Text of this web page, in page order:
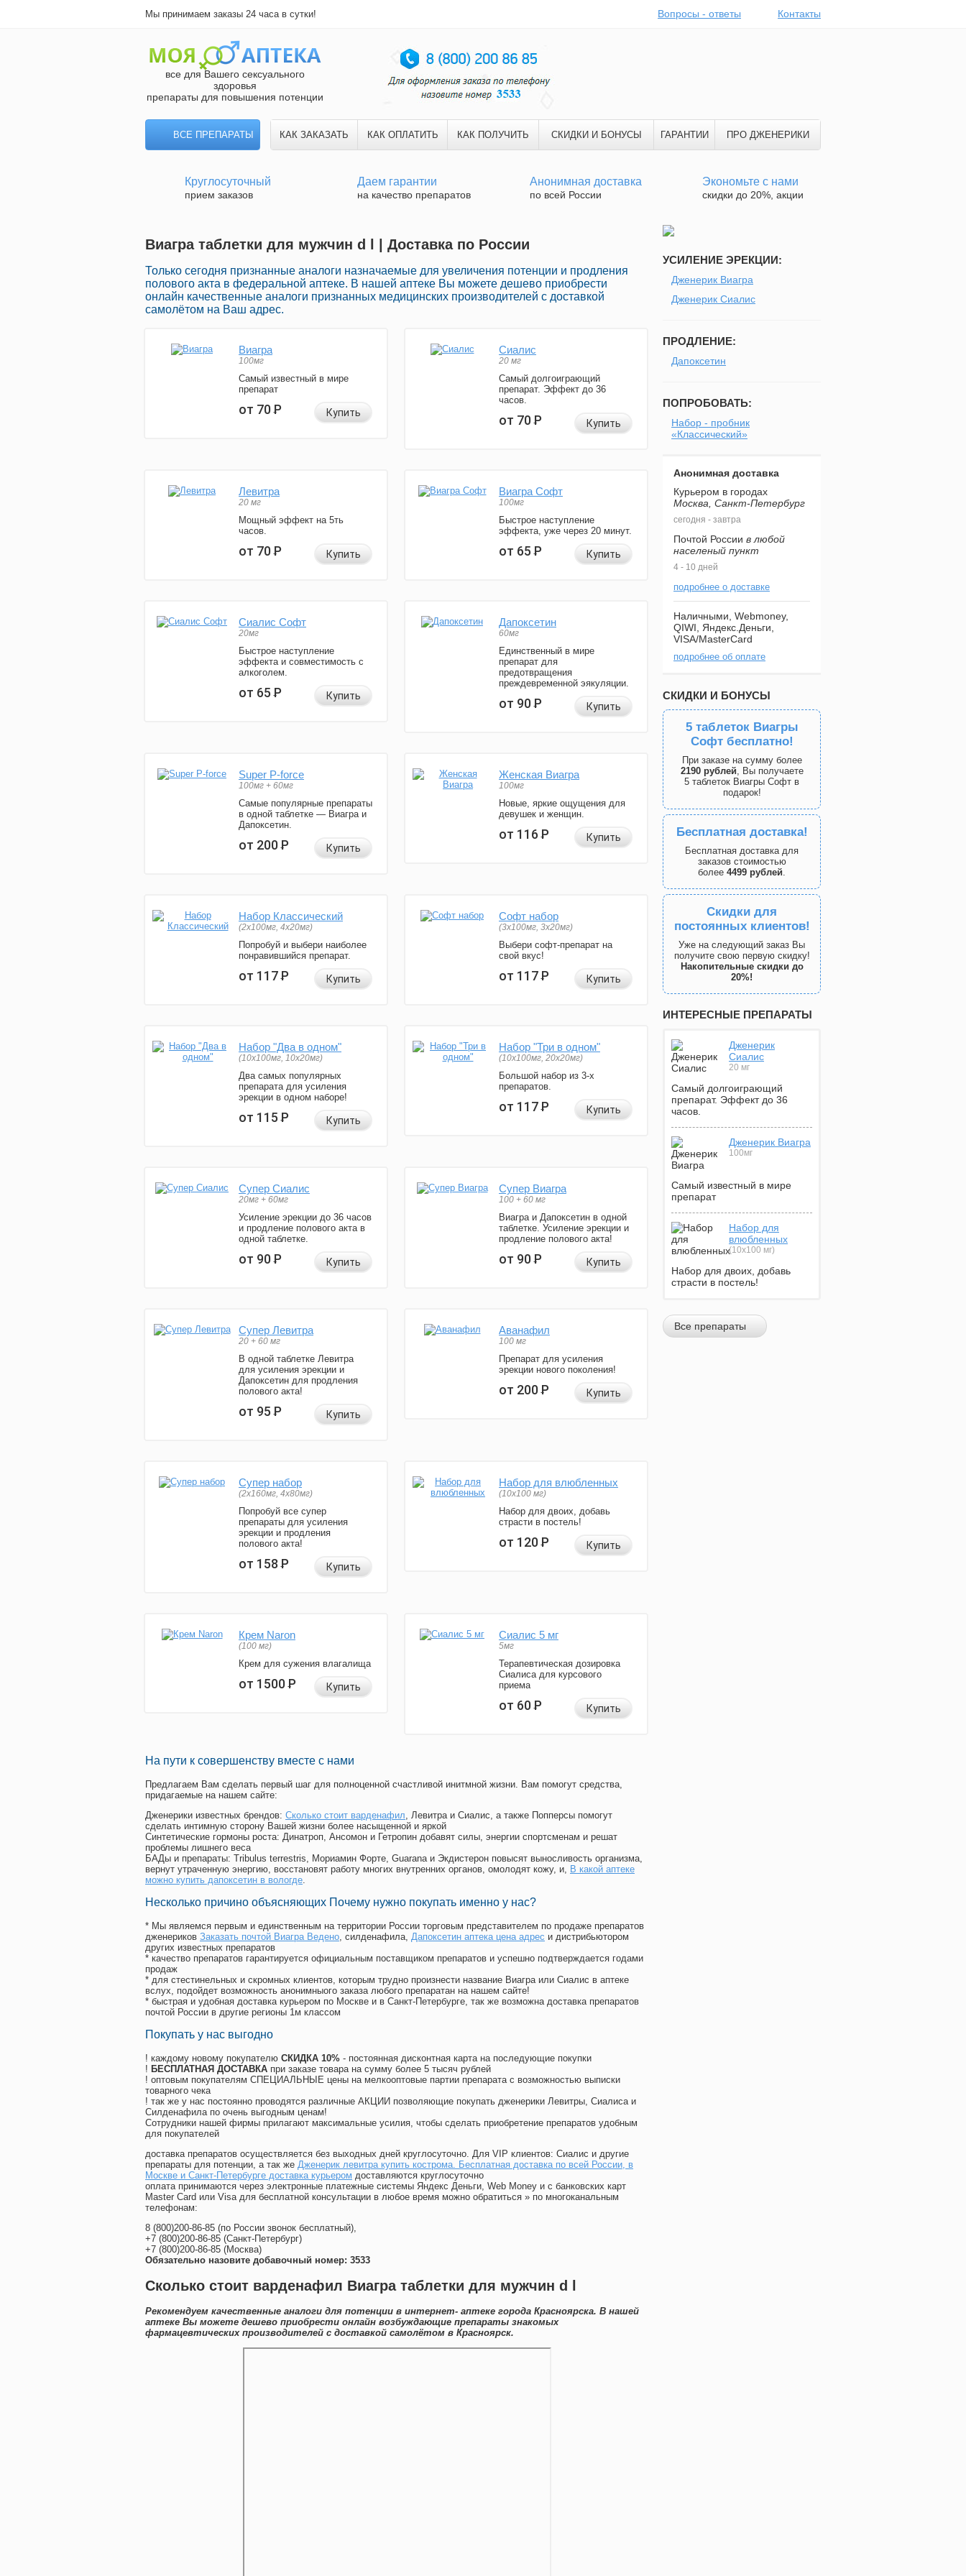
Мы принимаем заказы 24 часа в сутки! Вопросы - ответы Контакты
все для Вашего сексуального
здоровья
препараты для повышения потенции
ВСЕ ПРЕПАРАТЫ КАК ЗАКАЗАТЬ КАК ОПЛАТИТЬ КАК ПОЛУЧИТЬ СКИДКИ И БОНУСЫ ГАРАНТИИ ПРО ДЖЕНЕРИКИ
Круглосуточный
прием заказов
Даем гарантии
на качество препаратов
Анонимная доставка
по всей России
Экономьте с нами
скидки до 20%, акции
Виагра таблетки для мужчин d l | Доставка по России
Только сегодня признанные аналоги назначаемые для увеличения потенции и продления
полового акта в федеральной аптеке. В нашей аптеке Вы можете дешево приобрести
онлайн качественные аналоги признанных медицинских производителей с доставкой
самолётом на Ваш адрес.
Виагра
100мг
Самый известный в мире
препарат
от 70Р Купить
Сиалис
20 мг
Самый долгоиграющий
препарат. Эффект до 36
часов.
от 70Р Купить
Левитра
20 мг
Мощный эффект на 5ть
часов.
от 70Р Купить
Виагра Софт
100мг
Быстрое наступление
эффекта, уже через 20 минут.
от 65Р Купить
Сиалис Софт
20мг
Быстрое наступление
эффекта и совместимость с
алкоголем.
от 65Р Купить
Дапоксетин
60мг
Единственный в мире
препарат для
предотвращения
преждевременной эякуляции.
от 90Р Купить
Super P-force
100мг + 60мг
Самые популярные препараты
в одной таблетке — Виагра и
Дапоксетин.
от 200Р Купить
Женская Виагра
100мг
Новые, яркие ощущения для
девушек и женщин.
от 116Р Купить
Набор Классический
(2x100мг, 4x20мг)
Попробуй и выбери наиболее
понравившийся препарат.
от 117Р Купить
Софт набор
(3x100мг, 3x20мг)
Выбери софт-препарат на
свой вкус!
от 117Р Купить
Набор "Два в одном"
(10x100мг, 10x20мг)
Два самых популярных
препарата для усиления
эрекции в одном наборе!
от 115Р Купить
Набор "Три в одном"
(10x100мг, 20x20мг)
Большой набор из 3-х
препаратов.
от 117Р Купить
Супер Сиалис
20мг + 60мг
Усиление эрекции до 36 часов
и продление полового акта в
одной таблетке.
от 90Р Купить
Супер Виагра
100 + 60 мг
Виагра и Дапоксетин в одной
таблетке. Усиление эрекции и
продление полового акта!
от 90Р Купить
Супер Левитра
20 + 60 мг
В одной таблетке Левитра
для усиления эрекции и
Дапоксетин для продления
полового акта!
от 95Р Купить
Аванафил
100 мг
Препарат для усиления
эрекции нового поколения!
от 200Р Купить
Супер набор
(2х160мг, 4х80мг)
Попробуй все супер
препараты для усиления
эрекции и продления
полового акта!
от 158Р Купить
Набор для влюбленных
(10х100 мг)
Набор для двоих, добавь
страсти в постель!
от 120Р Купить
Крем Naron
(100 мг)
Крем для сужения влагалища
от 1500Р Купить
Сиалис 5 мг
5мг
Терапевтическая дозировка
Сиалиса для курсового
приема
от 60Р Купить
На пути к совершенству вместе с нами
Предлагаем Вам сделать первый шаг для полноценной счастливой инитмной жизни. Вам помогут средства,
придагаемые на нашем сайте:
Дженерики известных брендов: Сколько стоит варденафил, Левитра и Сиалис, а также Попперсы помогут
сделать интимную сторону Вашей жизни более насыщенной и яркой
Синтетические гормоны роста: Динатроп, Ансомон и Гетропин добавят силы, энергии спортсменам и решат
проблемы лишнего веса
БАДы и препараты: Tribulus terrestris, Мориамин Форте, Guarana и Экдистерон повысят выносливость организма,
вернут утраченную энергию, восстановят работу многих внутренних органов, омолодят кожу, и, В какой аптеке
можно купить дапоксетин в вологде.
Несколько причино объясняющих Почему нужно покупать именно у нас?
* Мы являемся первым и единственным на территории России торговым представителем по продаже препаратов
дженериков Заказать почтой Виагра Ведено, силденафила, Дапоксетин аптека цена адрес и дистрибьютором
других известных препаратов
* качество препаратов гарантируется официальным поставщиком препаратов и успешно подтверждается годами
продаж
* для стестинельных и скромных клиентов, которым трудно произнести название Виагра или Сиалис в аптеке
вслух, подойдет возможность анонимныого заказа любого препаратан на нашем сайте!
* быстрая и удобная доставка курьером по Москве и в Санкт-Петербурге, так же возможна доставка препаратов
почтой России в другие регионы 1м классом
Покупать у нас выгодно
! каждому новому покупателю СКИДКА 10% - постоянная дисконтная карта на последующие покупки
! БЕСПЛАТНАЯ ДОСТАВКА при заказе товара на сумму более 5 тысяч рублей
! оптовым покупателям СПЕЦИАЛЬНЫЕ цены на мелкооптовые партии препарата с возможностью выписки
товарного чека
! так же у нас постоянно проводятся различные АКЦИИ позволяющие покупать дженерики Левитры, Сиалиса и
Силденафила по очень выгодным ценам!
Cотрудники нашей фирмы прилагают максимальные усилия, чтобы сделать приобретение препаратов удобным
для покупателей
доставка препаратов осуществляется без выходных дней круглосуточно. Для VIP клиентов: Сиалис и другие
препараты для потенции, а так же Дженерик левитра купить кострома. Бесплатная доставка по всей России, в
Москве и Санкт-Петербурге доставка курьером доставляются круглосуточно
оплата принимаются через электронные платежные системы Яндекс Деньги, Web Money и с банковских карт
Master Card или Visa для бесплатной консультации в любое время можно обратиться » по многоканальным
телефонам:
8 (800)200-86-85 (по России звонок бесплатный),
+7 (800)200-86-85 (Санкт-Петербург)
+7 (800)200-86-85 (Москва)
Обязательно назовите добавочный номер: 3533
Сколько стоит варденафил Виагра таблетки для мужчин d l
Рекомендуем качественные аналоги для потенции в интернет- аптеке города Красноярска. В нашей
аптеке Вы можете дешево приобрести онлайн возбуждающие препараты знакомых
фармацевтических производителей с доставкой самолётом в Красноярск.
УСИЛЕНИЕ ЭРЕКЦИИ:
Дженерик Виагра
Дженерик Сиалис
ПРОДЛЕНИЕ:
Дапоксетин
ПОПРОБОВАТЬ:
Набор - пробник
«Классический»
Анонимная доставка
Курьером в городах
Москва, Санкт-Петербург
сегодня - завтра
Почтой России в любой
населеный пункт
4 - 10 дней
подробнее о доставке
Наличными, Webmoney,
QIWI, Яндекс.Деньги,
VISA/MasterCard
подробнее об оплате
СКИДКИ И БОНУСЫ
5 таблеток Виагры
Софт бесплатно!
При заказе на сумму более
2190 рублей, Вы получаете
5 таблеток Виагры Софт в
подарок!
Бесплатная доставка!
Бесплатная доставка для
заказов стоимостью
более 4499 рублей.
Скидки для
постоянных клиентов!
Уже на следующий заказ Вы
получите свою первую скидку!
Накопительные скидки до
20%!
ИНТЕРЕСНЫЕ ПРЕПАРАТЫ
Дженерик
Сиалис
20 мг
Самый долгоиграющий
препарат. Эффект до 36
часов.
Дженерик Виагра
100мг
Самый известный в мире
препарат
Набор для
влюбленных
(10х100 мг)
Набор для двоих, добавь
страсти в постель!
Все препараты